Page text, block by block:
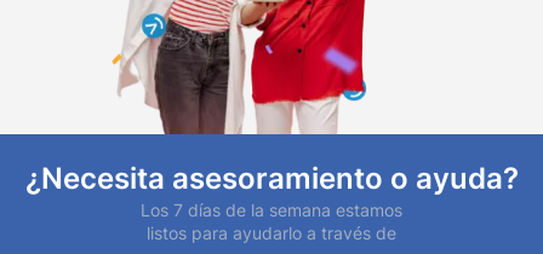
¿Necesita asesoramiento o ayuda?
Los 7 días de la semana estamos
listos para ayudarlo a través de